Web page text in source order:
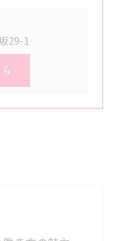
29-1